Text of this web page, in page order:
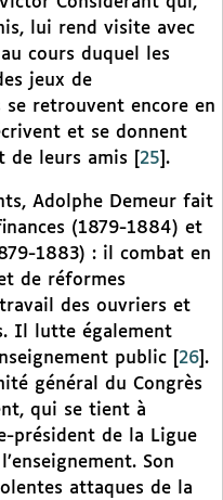
lui rend visite avec
cours duquel les
jeux de
se retrouvent encore en
et se donnent
de leurs amis
25 .
Adolphe Demeur fait
(1879-1884) et
1883) : il combat en
de réformes
des ouvriers et
Il lutte également
public
26 .
général du Congrès
qui se tient à
président de la Ligue
Son
attaques de la